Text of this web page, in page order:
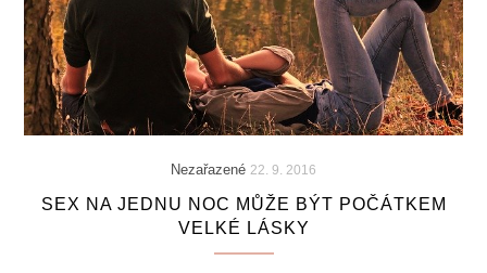
Nezařazené 22. 9. 2016
SEX NA JEDNU NOC MŮŽE BÝT POČÁTKEM
VELKÉ LÁSKY